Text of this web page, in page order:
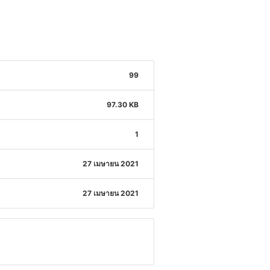
99
97.30 KB
1
27 เมษายน 2021
27 เมษายน 2021